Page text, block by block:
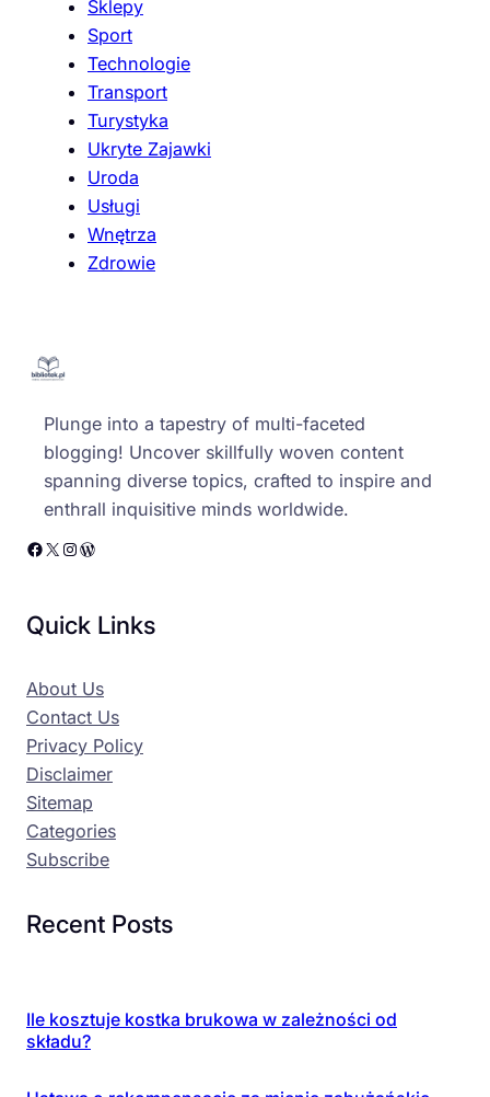
Sklepy
Sport
Technologie
Transport
Turystyka
Ukryte Zajawki
Uroda
Usługi
Wnętrza
Zdrowie
Plunge into a tapestry of multi-faceted
blogging! Uncover skillfully woven content
spanning diverse topics, crafted to inspire and
enthrall inquisitive minds worldwide.
Facebook X Instagram WordPress
Quick Links
About Us
Contact Us
Privacy Policy
Disclaimer
Sitemap
Categories
Subscribe
Recent Posts
Ile kosztuje kostka brukowa w zależności od
składu?